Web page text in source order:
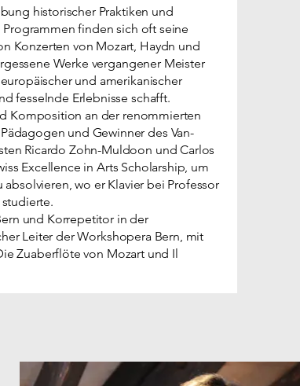
historischer Praktiken und
finden sich oft seine
Konzerten von Mozart, Haydn und
Werke vergangener Meister
und amerikanischer
fesselnde Erlebnisse schafft.
Komposition an der renommierten
und Gewinner des Van-
Ricardo Zohn-Muldoon und Carlos
Excellence in Arts Scholarship, um
wo er Klavier bei Professor
und Korrepetitor in der
Leiter der Workshopera Bern, mit
Zuaberflöte von Mozart und Il